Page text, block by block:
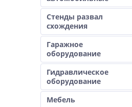
Стенды развал
схождения
Гаражное
оборудование
Гидравлическое
оборудование
Мебель